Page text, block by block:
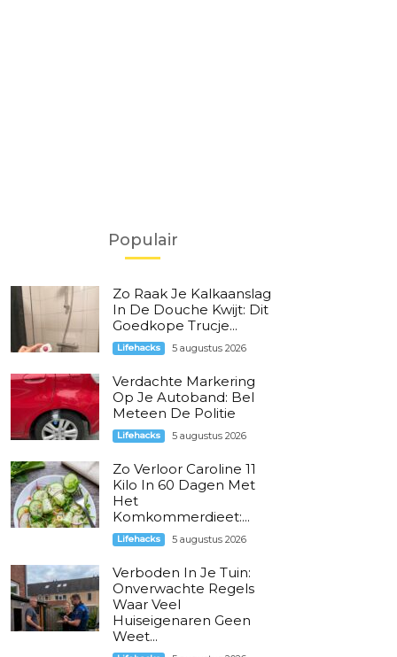
Populair
Zo Raak Je Kalkaanslag
In De Douche Kwijt: Dit
Goedkope Trucje...
Lifehacks 5 augustus 2026
Verdachte Markering
Op Je Autoband: Bel
Meteen De Politie
Lifehacks 5 augustus 2026
Zo Verloor Caroline 11
Kilo In 60 Dagen Met
Het
Komkommerdieet:...
Lifehacks 5 augustus 2026
Verboden In Je Tuin:
Onverwachte Regels
Waar Veel
Huiseigenaren Geen
Weet...